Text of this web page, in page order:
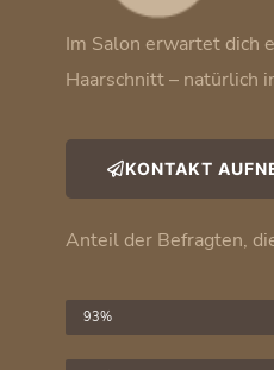
Im Salon erwartet dich
Haarschnitt – natürlich
KONTAKT
Anteil der Befragten,
Haare schneiden
93%